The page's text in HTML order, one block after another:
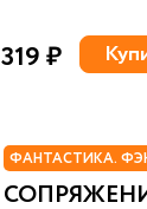
319 ₽
ФАНТАСТИКА.